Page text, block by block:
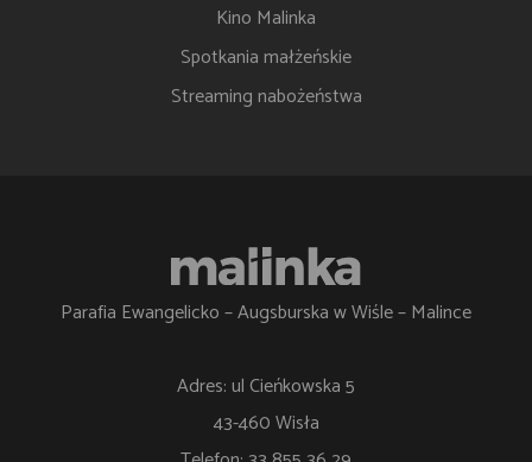
Kino Malinka
Spotkania małżeńskie
Streaming nabożeństwa
Parafia Ewangelicko – Augsburska w Wiśle – Malince
Adres: ul Cieńkowska 5
43-460 Wisła